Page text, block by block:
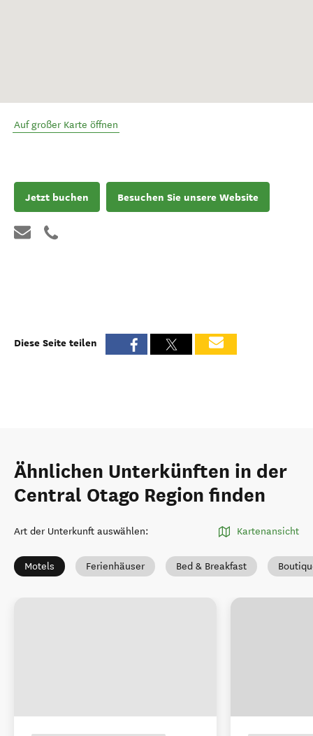
Auf großer Karte öffnen
Jetzt buchen Besuchen Sie unsere Website
Diese Seite teilen
Ähnlichen Unterkünften in der
Central Otago Region finden
Art der Unterkunft auswählen: Kartenansicht
Motels Ferienhäuser Bed & Breakfast